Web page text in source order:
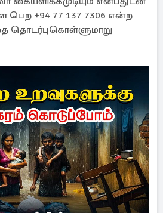
+94 77 137 7306 என்ற
தொடர்புகொள்ளுமாறு